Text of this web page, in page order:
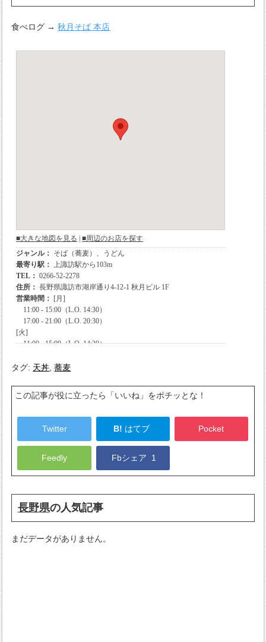
食べログ →秋月そば 本店
タグ: 天丼,蕎麦
この記事が役に立ったら「いいね」をポチッとな！
Twitter B! はてブ Pocket
Feedly Fbシェア 1
長野県の人気記事
まだデータがありません。